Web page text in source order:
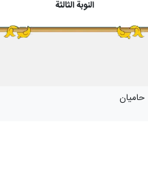
النوبة الثالثة
حامیان